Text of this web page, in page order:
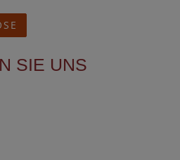
SIE UNS